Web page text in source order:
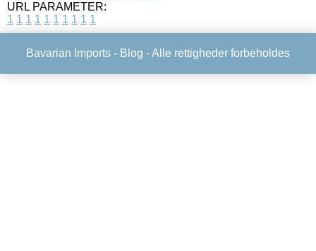
URL PARAMETER:
1 1 1 1 1 1 1 1 1 1
Bavarian Imports - Blog - Alle rettigheder forbeholdes